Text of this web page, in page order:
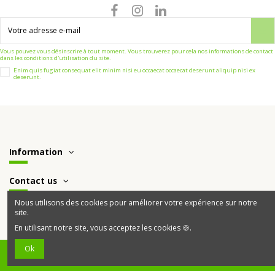
Vous pouvez vous désinscrire à tout moment. Vous trouverez pour cela nos informations de contact
dans les conditions d'utilisation du site.
Enim quis fugiat consequat elit minim nisi eu occaecat occaecat deserunt aliquip nisi ex
deserunt.
Information
Contact us
Nous utilisons des cookies pour améliorer votre expérience sur notre
site.
En utilisant notre site, vous acceptez les cookies 🍪.
Ok